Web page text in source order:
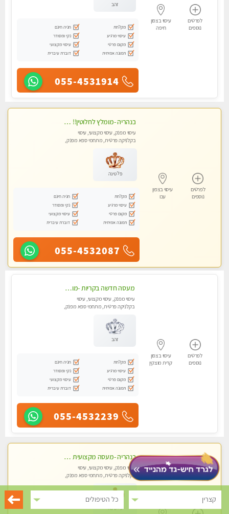
קצרין כל הטיפולים
לפרטים
נוספים
עיסוי בצפון
חיפה
זהב
מקלחת
חניה חינם
עיסוי מרגיע
נקי ומסודר
מקום פרטי
עיסוי מקצועי
תמונה אמיתית
דוברת עיברית
055-4531914
לפרטים
נוספים
עיסוי בצפון
עכו
בנהריה -מומלץ לחלוטין!! מעסה יפה איכותית מקצועית ומפנקת מאוד פרטי מומלץ בחום
עיסוי מפנק, עיסוי מקצועי, עיסוי
בקלניקה פרטית, מתחמי ספא מפנק,
פלטינה
מקלחת
חניה חינם
עיסוי מרגיע
נקי ומסודר
מקום פרטי
עיסוי מקצועי
תמונה אמיתית
דוברת עיברית
055-4532087
לפרטים
נוספים
עיסוי בצפון
קרית מוצקין
מעסה חדשה בקריות -מומלץ לחלוטין!! כל סוגי העיסויים מעסה מקצועית ואיכותית פרטי!! highly recommended..new in the city
עיסוי מפנק, עיסוי מקצועי, עיסוי
בקלניקה פרטית, מתחמי ספא מפנק,
זהב
מקלחת
חניה חינם
עיסוי מרגיע
נקי ומסודר
מקום פרטי
עיסוי מקצועי
תמונה אמיתית
דוברת עיברית
055-4532239
בנהריה -מעסה מקצועית צעירה ואיכותית לעיסוי מרגיע ומפנק VIP-מומלץ לחלוטין! פרטי! ​​​​​​ Highly recommended
עיסוי מפנק, עיסוי מקצועי, עיסוי
בקלניקה פרטית, מתחמי ספא מפנק,
פלטינה